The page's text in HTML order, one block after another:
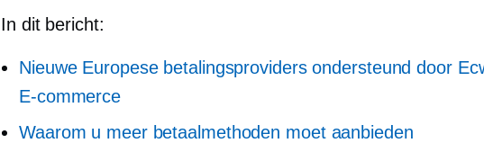
In dit bericht:
Nieuwe Europese betalingsproviders ondersteund door
E-commerce
Waarom u meer betaalmethoden moet aanbieden